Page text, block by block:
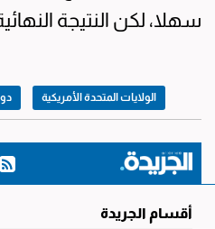
سهلا، لكن النتيجة
الولايات المتحدة الأمريكية
أقسام الجريدة